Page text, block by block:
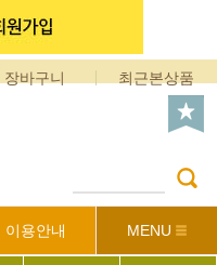
장바구니 최근본상품
이용안내 MENU